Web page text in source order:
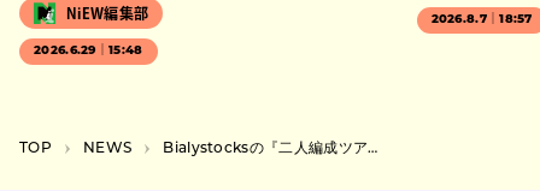
NiEW編集部
2026.6.29｜15:48
2026.8.7｜18:57
TOP NEWS Bialystocksの『二人編成ツアー 2025』13箇所で追加公演、甫木元と菊池のみで回る